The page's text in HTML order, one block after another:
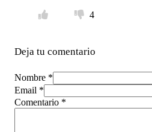
4
Deja tu comentario
Nombre *
Email *
Comentario *